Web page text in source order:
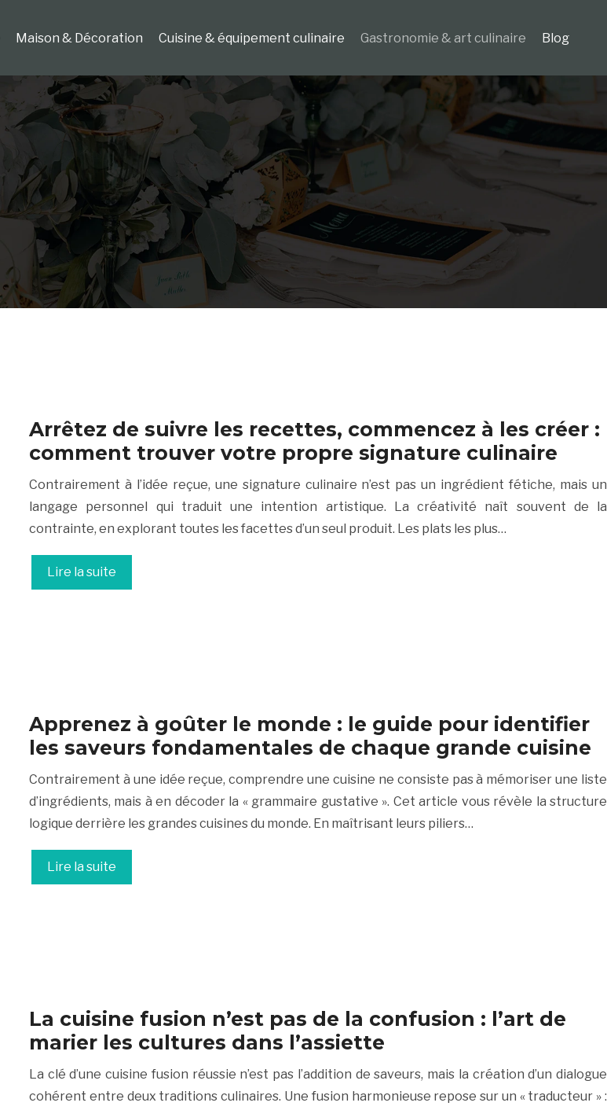
Maison & Décoration Cuisine & équipement culinaire Gastronomie & art culinaire Blog
Arrêtez de suivre les recettes, commencez à les créer :
comment trouver votre propre signature culinaire
Contrairement à l’idée reçue, une signature culinaire n’est pas un ingrédient fétiche, mais un
langage personnel qui traduit une intention artistique. La créativité naît souvent de la
contrainte, en explorant toutes les facettes d’un seul produit. Les plats les plus…
Lire la suite
Apprenez à goûter le monde : le guide pour identifier
les saveurs fondamentales de chaque grande cuisine
Contrairement à une idée reçue, comprendre une cuisine ne consiste pas à mémoriser une liste
d’ingrédients, mais à en décoder la « grammaire gustative ». Cet article vous révèle la structure
logique derrière les grandes cuisines du monde. En maîtrisant leurs piliers…
Lire la suite
La cuisine fusion n’est pas de la confusion : l’art de
marier les cultures dans l’assiette
La clé d’une cuisine fusion réussie n’est pas l’addition de saveurs, mais la création d’un dialogue
cohérent entre deux traditions culinaires. Une fusion harmonieuse repose sur un « traducteur » :